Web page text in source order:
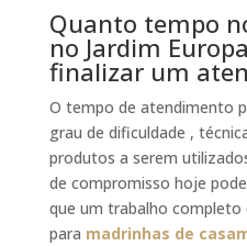
Quanto tempo
no Jardim
finalizar um
O tempo de atendimento
grau de dificuldade ,
produtos a serem
de compromisso hoje
que um trabalho completo
para madrinhas de